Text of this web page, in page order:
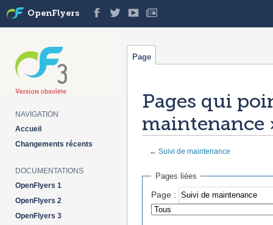
Pages qui
maintenance
← Suivi de maintenance
Pages liées
Page :
Page
OpenFlyers
NAVIGATION
Accueil
Changements récents
DOCUMENTATIONS
OpenFlyers 1
OpenFlyers 2
OpenFlyers 3